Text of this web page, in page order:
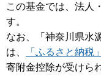
この基金では、法人
す。
なお、「神奈川県水
は、
「ふるさと納税」
寄附金控除が受けら